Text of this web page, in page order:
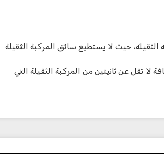
حيث لا يستطيع سائق المركبة الثقيلة
تقل عن ثانيتين من المركبة الثقيلة التي